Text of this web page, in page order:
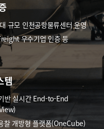
규모 인천공항물류센터 운영
우수기업 인증 등
템
반 실시간 End-to-End
찰 개방형 플랫폼(OneCube)